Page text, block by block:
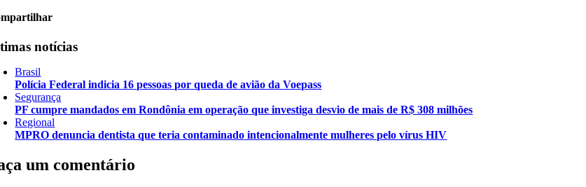
notícias
Brasil
Polícia Federal indicia 16 pessoas por queda de avião da Voepass
Segurança
PF cumpre mandados em Rondônia em operação que investiga desvio de mais de R$ 308 milhões
Regional
MPRO denuncia dentista que teria contaminado intencionalmente mulheres pelo vírus HIV
um comentário